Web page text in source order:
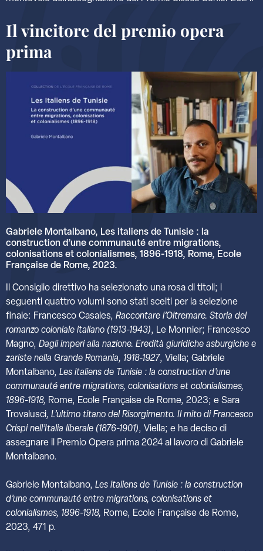
Il vincitore del premio opera
prima
Gabriele Montalbano, Les italiens de Tunisie : la
construction d’une communauté entre migrations,
colonisations et colonialismes, 1896-1918, Rome, Ecole
Française de Rome, 2023.
Il Consiglio direttivo ha selezionato una rosa di titoli; i
seguenti quattro volumi sono stati scelti per la selezione
finale: Francesco Casales, Raccontare l’Oltremare. Storia del
romanzo coloniale italiano (1913-1943), Le Monnier; Francesco
Magno, Dagli imperi alla nazione. Eredità giuridiche asburgiche e
zariste nella Grande Romania, 1918-1927, Viella; Gabriele
Montalbano, Les italiens de Tunisie : la construction d’une
communauté entre migrations, colonisations et colonialismes,
1896-1918, Rome, Ecole Française de Rome, 2023; e Sara
Trovalusci, L’ultimo titano del Risorgimento. Il mito di Francesco
Crispi nell’Italia liberale (1876-1901), Viella; e ha deciso di
assegnare il Premio Opera prima 2024 al lavoro di Gabriele
Montalbano.
Gabriele Montalbano, Les italiens de Tunisie : la construction
d’une communauté entre migrations, colonisations et
colonialismes, 1896-1918, Rome, Ecole Française de Rome,
2023, 471 p.